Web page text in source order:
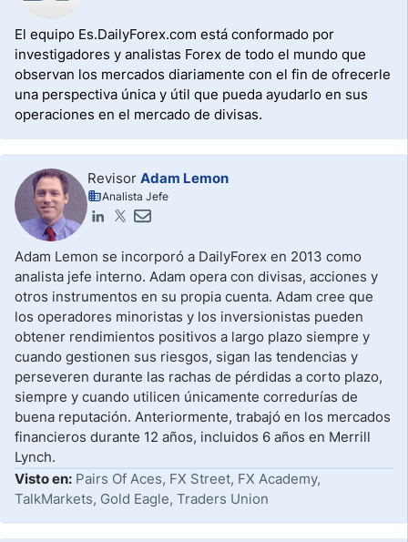
El equipo Es.DailyForex.com está conformado por
investigadores y analistas Forex de todo el mundo que
observan los mercados diariamente con el fin de ofrecerle
una perspectiva única y útil que pueda ayudarlo en sus
operaciones en el mercado de divisas.
Revisor Adam Lemon
Analista Jefe
Adam Lemon se incorporó a DailyForex en 2013 como
analista jefe interno. Adam opera con divisas, acciones y
otros instrumentos en su propia cuenta. Adam cree que
los operadores minoristas y los inversionistas pueden
obtener rendimientos positivos a largo plazo siempre y
cuando gestionen sus riesgos, sigan las tendencias y
perseveren durante las rachas de pérdidas a corto plazo,
siempre y cuando utilicen únicamente corredurías de
buena reputación. Anteriormente, trabajó en los mercados
financieros durante 12 años, incluidos 6 años en Merrill
Lynch.
Visto en: Pairs Of Aces, FX Street, FX Academy,
TalkMarkets, Gold Eagle, Traders Union